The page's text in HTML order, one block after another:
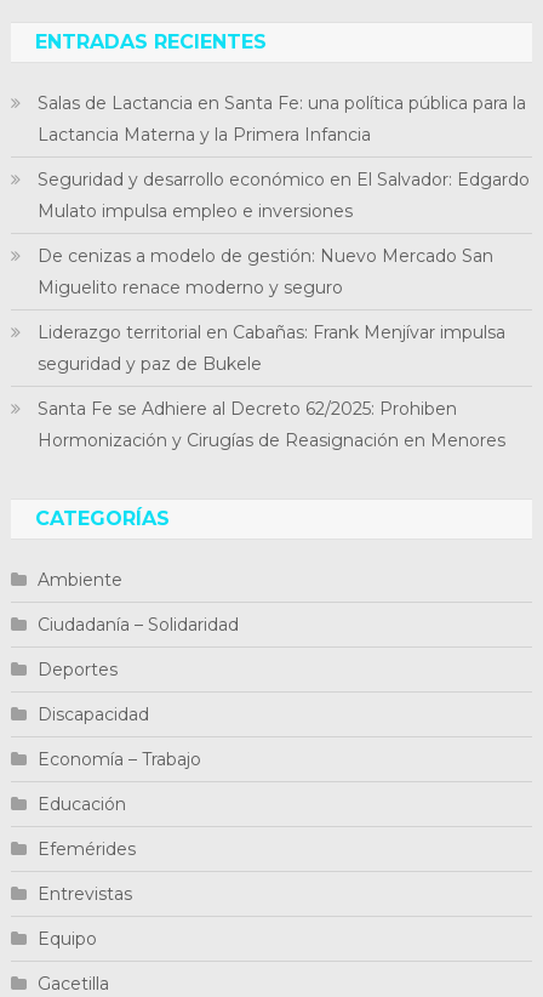
ENTRADAS RECIENTES
Salas de Lactancia en Santa Fe: una política pública para la
Lactancia Materna y la Primera Infancia
Seguridad y desarrollo económico en El Salvador: Edgardo
Mulato impulsa empleo e inversiones
De cenizas a modelo de gestión: Nuevo Mercado San
Miguelito renace moderno y seguro
Liderazgo territorial en Cabañas: Frank Menjívar impulsa
seguridad y paz de Bukele
Santa Fe se Adhiere al Decreto 62/2025: Prohiben
Hormonización y Cirugías de Reasignación en Menores
CATEGORÍAS
Ambiente
Ciudadanía – Solidaridad
Deportes
Discapacidad
Economía – Trabajo
Educación
Efemérides
Entrevistas
Equipo
Gacetilla